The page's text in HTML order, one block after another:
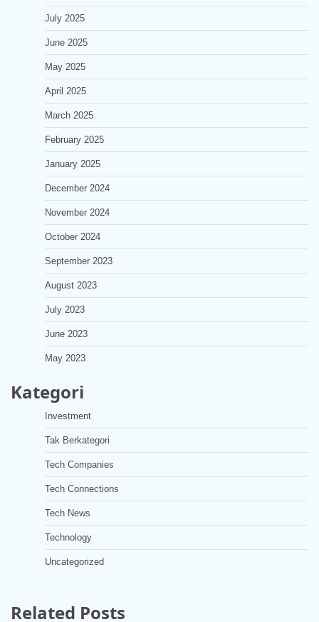
July 2025
June 2025
May 2025
April 2025
March 2025
February 2025
January 2025
December 2024
November 2024
October 2024
September 2023
August 2023
July 2023
June 2023
May 2023
Kategori
Investment
Tak Berkategori
Tech Companies
Tech Connections
Tech News
Technology
Uncategorized
Related Posts